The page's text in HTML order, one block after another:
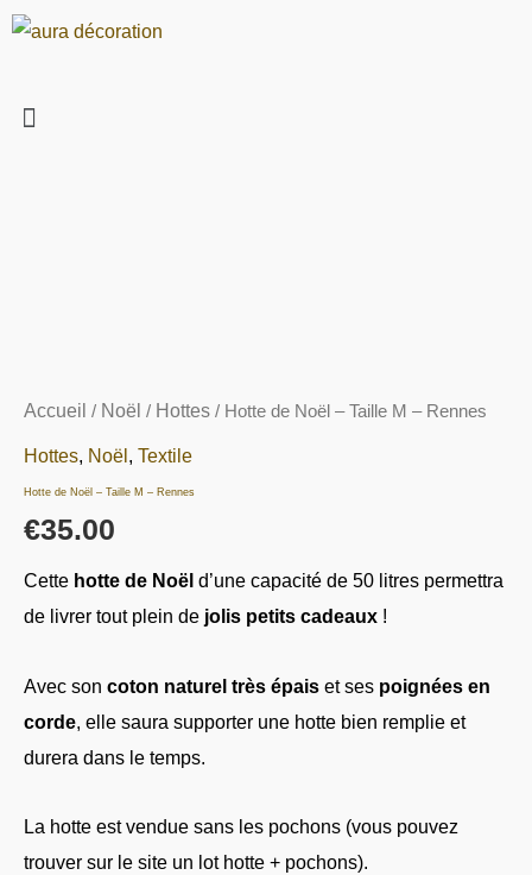
Aller
Menu
Accueil / Noël / Hottes / Hotte de Noël – Taille M – Rennes
Hottes, Noël , Textile
Hotte de Noël – Taille M – Rennes
€35.00
Cette hotte de Noël d’une capacité de 50 litres permettra
de livrer tout plein de jolis petits cadeaux !
Avec son coton naturel très épais et ses poignées en
corde, elle saura supporter une hotte bien remplie et
durera dans le temps.
La hotte est vendue sans les pochons (vous pouvez
trouver sur le site un lot hotte + pochons).
Taille
M
-
Rennes